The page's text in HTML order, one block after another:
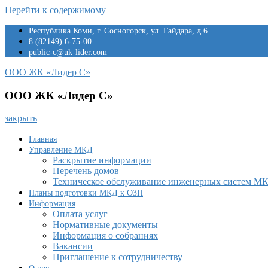
Перейти к содержимому
Республика Коми, г. Сосногорск, ул. Гайдара, д.6
8 (82149) 6-75-00
public-c@uk-lider.com
ООО ЖК «Лидер С»
ООО ЖК «Лидер С»
закрыть
Главная
Управление МКД
Раскрытие информации
Перечень домов
Техническое обслуживание инженерных систем
Планы подготовки МКД к ОЗП
Информация
Оплата услуг
Нормативные документы
Информация о собраниях
Вакансии
Приглашение к сотрудничеству